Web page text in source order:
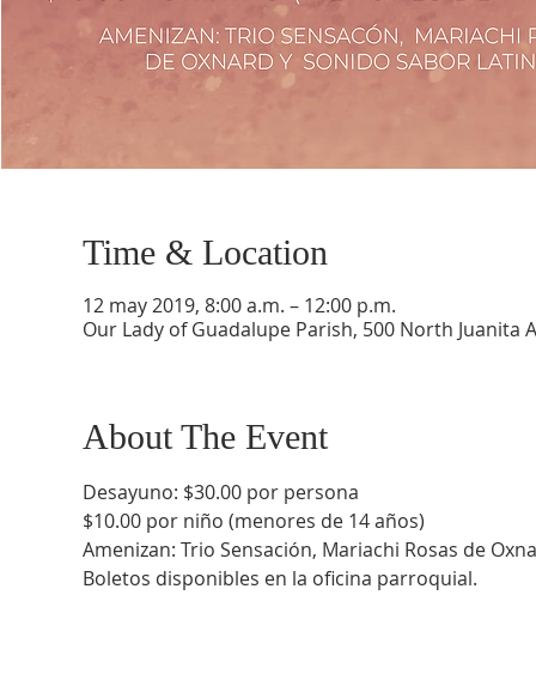
Time & Location
12 may 2019, 8:00 a.m. – 12:00 p.m.
Our Lady of Guadalupe Parish, 500 North Juanita
About The Event
Desayuno: $30.00 por persona
$10.00 por niño (menores de 14 años)
Amenizan: Trio Sensación, Mariachi Rosas de
Boletos disponibles en la oficina parroquial.